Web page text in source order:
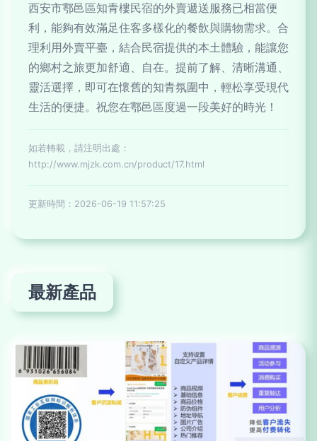
西安市鄠邑區知青樓民宿的外賣遞送服務已相當便
利，能夠有效滿足住客多樣化的餐飲與購物需求。合
理利用外賣平臺，結合民宿提供的本土體驗，能讓您
的鄉村之旅更加舒適、自在。提前了解、清晰溝通、
靈活選擇，即可在懷舊的知青氛圍中，輕松享受現代
生活的便捷。祝您在鄠邑區度過一段美好的時光！
如若轉載，請注明出處：
http://www.mjzk.com.cn/product/17.html
更新時間：2026-06-19 11:57:25
最新產品